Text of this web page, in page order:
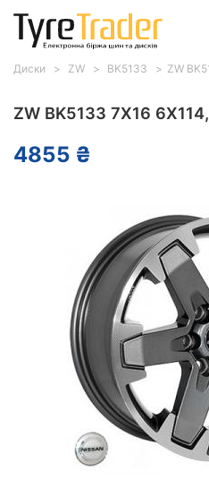
ZW BK5133 7X16
4855 ₴
Диски ZW BK5133 ZW